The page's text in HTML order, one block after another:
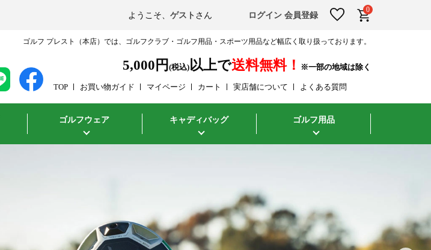
ようこそ、ゲスト さん ログイン 会員登録
0
ゴルフ プレスト（本店）では、ゴルフクラブ・ゴルフ用品・スポーツ用品など幅広く取り扱っております。
5,000円 (税込)以上で送料無料！
TOP お買い物ガイド マイページ カート 実店舗について よくある質問
ゴルフウェア キャディバッグ ゴルフ用品